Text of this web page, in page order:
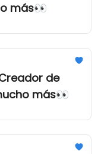
más👀
de
más👀